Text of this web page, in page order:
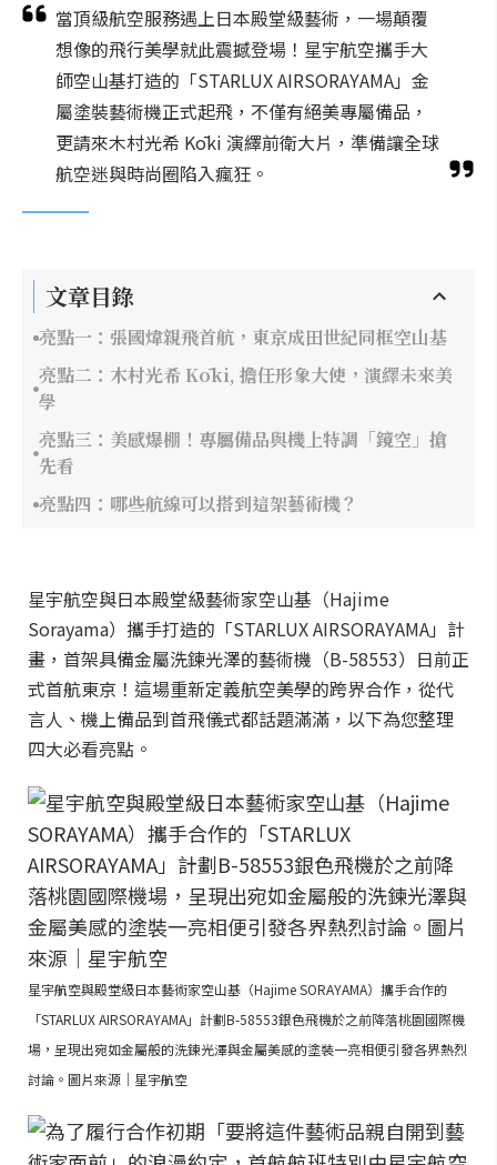
當頂級航空服務遇上日本殿堂級藝術，一場顛覆
想像的飛行美學就此震撼登場！星宇航空攜手大
師空山基打造的「STARLUX AIRSORAYAMA」金
屬塗裝藝術機正式起飛，不僅有絕美專屬備品，
更請來木村光希 Kōki 演繹前衛大片，準備讓全球
航空迷與時尚圈陷入瘋狂。
文章目錄
亮點一：張國煒親飛首航，東京成田世紀同框空山基
亮點二：木村光希 Kōki, 擔任形象大使，演繹未來美
學
亮點三：美感爆棚！專屬備品與機上特調「鏡空」搶
先看
亮點四：哪些航線可以搭到這架藝術機？
星宇航空與日本殿堂級藝術家空山基（Hajime
Sorayama）攜手打造的「STARLUX AIRSORAYAMA」計
畫，首架具備金屬洗鍊光澤的藝術機（B-58553）日前正
式首航東京！這場重新定義航空美學的跨界合作，從代
言人、機上備品到首飛儀式都話題滿滿，以下為您整理
四大必看亮點。
星宇航空與殿堂級日本藝術家空山基（Hajime SORAYAMA）攜手合作的
「STARLUX AIRSORAYAMA」計劃B-58553銀色飛機於之前降落桃園國際機
場，呈現出宛如金屬般的洗鍊光澤與金屬美感的塗裝一亮相便引發各界熱烈
討論。圖片來源｜星宇航空